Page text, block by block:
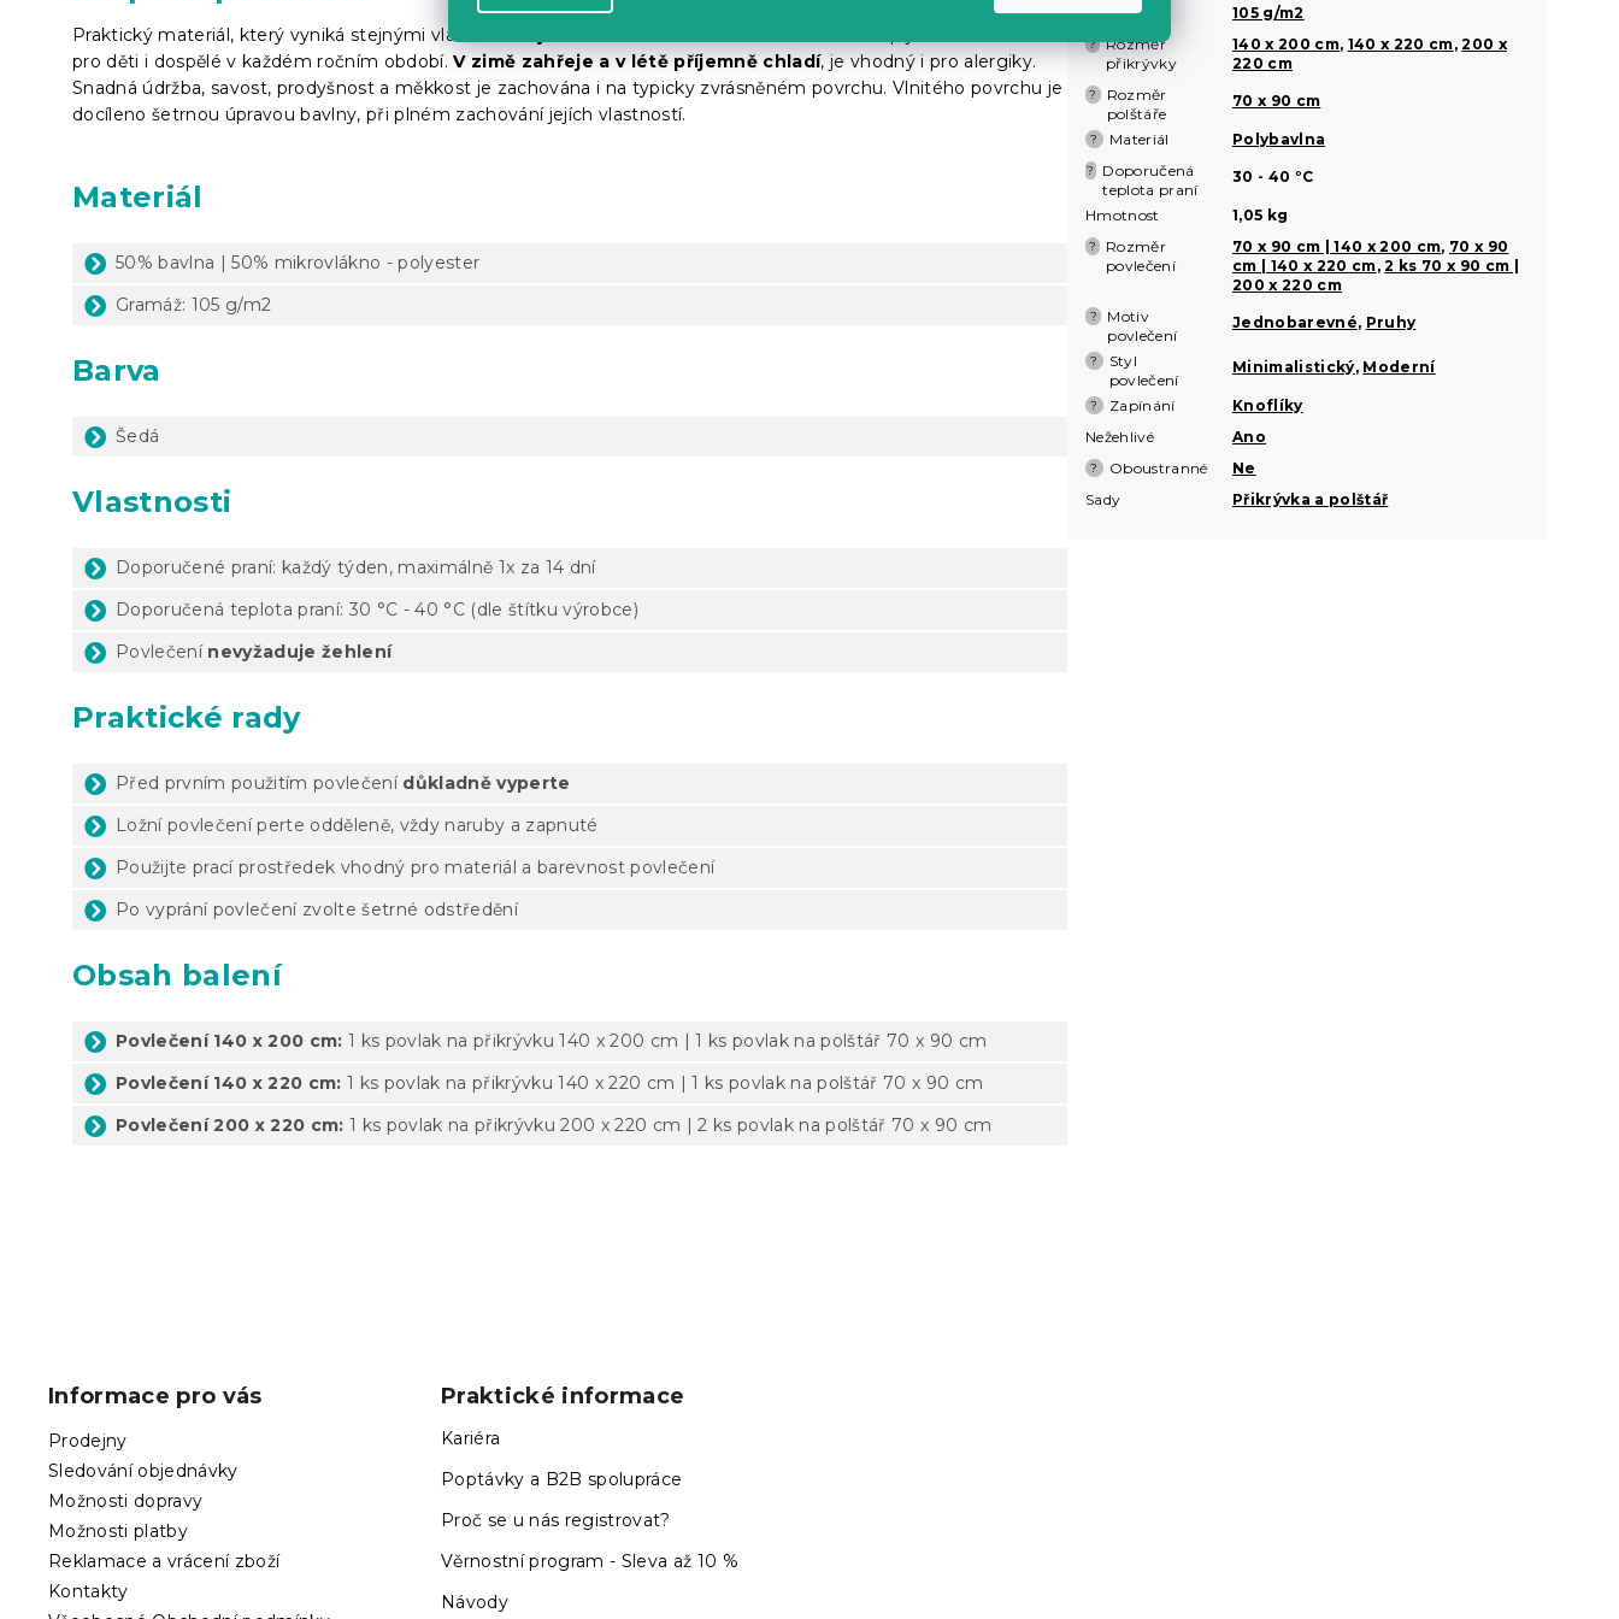
Praktický materiál, který vyniká stejnými vlastnostmi
pro děti i dospělé v každém ročním období.V zimě zahřeje a v létě příjemně chladí, je vhodný i pro alergiky.
Snadná údržba, savost, prodyšnost a měkkost je zachována i na typicky zvrásněném povrchu. Vlnitého povrchu je
docíleno šetrnou úpravou bavlny, při plném zachování jejích vlastností.
Materiál
50% bavlna | 50% mikrovlákno - polyester
Gramáž: 105 g/m2
Barva
Šedá
Vlastnosti
Doporučené praní: každý týden, maximálně 1x za 14 dní
Doporučená teplota praní: 30 °C - 40 °C (dle štítku výrobce)
Povlečení nevyžaduje žehlení
Praktické rady
Před prvním použitím povlečení důkladně vyperte
Ložní povlečení perte odděleně, vždy naruby a zapnuté
Použijte prací prostředek vhodný pro materiál a barevnost povlečení
Po vyprání povlečení zvolte šetrné odstředění
Obsah balení
Povlečení 140 x 200 cm: 1 ks povlak na přikrývku 140 x 200 cm | 1 ks povlak na polštář 70 x 90 cm
Povlečení 140 x 220 cm: 1 ks povlak na přikrývku 140 x 220 cm | 1 ks povlak na polštář 70 x 90 cm
Povlečení 200 x 220 cm: 1 ks povlak na přikrývku 200 x 220 cm | 2 ks povlak na polštář 70 x 90 cm
? Gramáž 105 g/m2
? Rozměr
přikrývky
140 x 200 cm, 140 x 220 cm,200 x
220 cm
?
Rozměr
polštáře
70 x 90 cm
? Materiál Polybavlna
?
Doporučená
teplota praní
30 - 40 °C
Hmotnost 1,05 kg
?
Rozměr
povlečení
70 x 90 cm | 140 x 200 cm, 70 x 90
cm | 140 x 220 cm,2 ks 70 x 90 cm |
200 x 220 cm
?
Motiv
povlečení
Jednobarevné, Pruhy
?
Styl
povlečení
Minimalistický, Moderní
? Zapínání
Knoflíky
Nežehlivé
Ano
? Oboustranné
Ne
Sady
Přikrývka a polštář
Informace pro vás
Prodejny
Sledování objednávky
Možnosti dopravy
Možnosti platby
Reklamace a vrácení zboží
Kontakty
Praktické informace
Kariéra
Poptávky a B2B spolupráce
Proč se u nás registrovat?
Věrnostní program - Sleva až 10 %
Návody